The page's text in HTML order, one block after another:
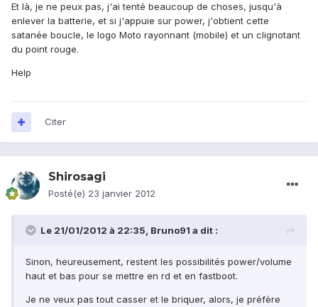
Et là, je ne peux pas, j'ai tenté beaucoup de choses, jusqu'à
enlever la batterie, et si j'appuie sur power, j'obtient cette
satanée boucle, le logo Moto rayonnant (mobile) et un clignotant
du point rouge.
Help
Citer
Shirosagi
Posté(e) 23 janvier 2012
Le 21/01/2012 à 22:35, Bruno91 a dit :
Sinon, heureusement, restent les possibilités power/volume
haut et bas pour se mettre en rd et en fastboot.
Je ne veux pas tout casser et le briquer, alors, je préfère